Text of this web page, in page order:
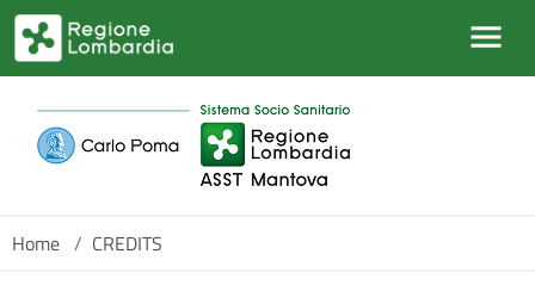
Salta al contenuto principale
Home / CREDITS